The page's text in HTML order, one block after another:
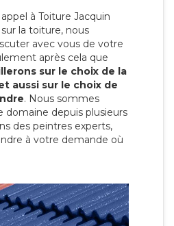
à Toiture Jacquin
la toiture, nous
avec vous de votre
après cela que
sur le choix de la
aussi sur le choix de
. Nous sommes
domaine depuis plusieurs
des peintres experts,
à votre demande où